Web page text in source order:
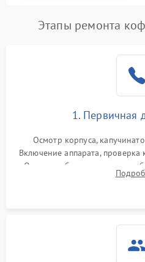
Этапы ремонта
1. Первичная
Осмотр корпуса,
Включение аппарата,
Оценка работы помпы,
Измерение температуры и